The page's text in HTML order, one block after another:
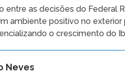
entre as decisões do Federal
ambiente positivo no
o crescimento do
Neves